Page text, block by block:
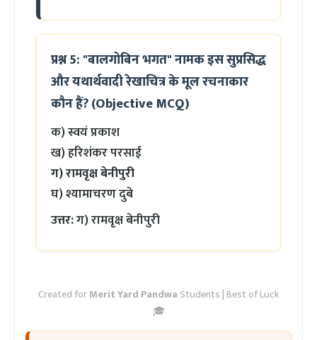
प्रश्न 5: "बालगोबिन भगत" नामक इस सुप्रसिद्ध
और यथार्थवादी रेखाचित्र के मूल रचनाकार
कौन हैं? (Objective MCQ)
क) स्वयं प्रकाश
ख) हरिशंकर परसाई
ग) रामवृक्ष बेनीपुरी
घ) श्यामाचरण दुबे
उत्तर:ग) रामवृक्ष बेनीपुरी
Created forMerit Yard Pandwa Students | Best of Luck
🎓